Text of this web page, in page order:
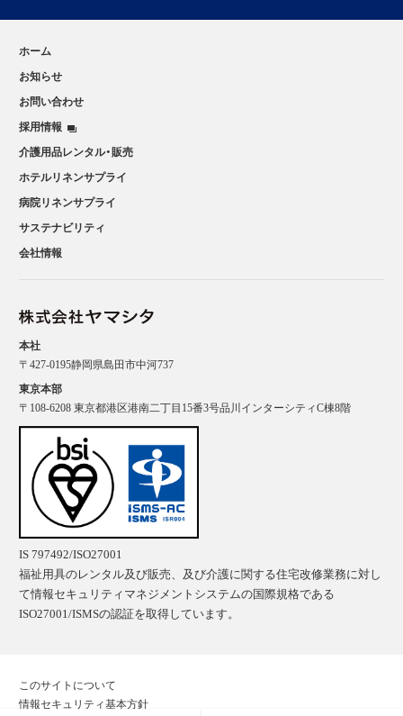
本社
〒427-0195静岡県島田市中河737
東京本部
〒108-6208 東京都港区港南二丁目15番3号品川インターシティC棟8階
IS 797492/ISO27001
福祉用具のレンタル及び販売、及び介護に関する住宅改修業務に対し
て情報セキュリティマネジメントシステムの国際規格である
ISO27001/ISMSの認証を取得しています。
ホーム
お知らせ
お問い合わせ
採用情報
介護用品レンタル・販売
ホテルリネンサプライ
病院リネンサプライ
サステナビリティ
会社情報
このサイトについて
情報セキュリティ基本方針